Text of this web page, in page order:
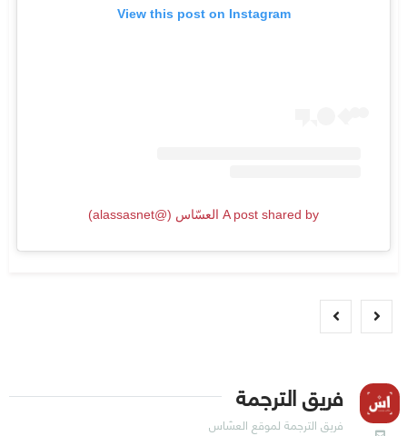
View this post on Instagram
A post shared by العسّاس (@alassasnet)
فريق الترجمة
فريق الترجمة لموقع العسّاس